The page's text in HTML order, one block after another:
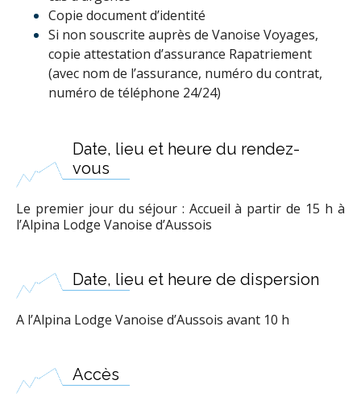
Copie document d’identité
Si non souscrite auprès de Vanoise Voyages,
copie attestation d’assurance Rapatriement
(avec nom de l’assurance, numéro du contrat,
numéro de téléphone 24/24)
Date, lieu et heure du rendez-
vous
Le premier jour du séjour : Accueil à partir de 15 h à
l’Alpina Lodge Vanoise d’Aussois
Date, lieu et heure de dispersion
A l’Alpina Lodge Vanoise d’Aussois avant 10 h
Accès